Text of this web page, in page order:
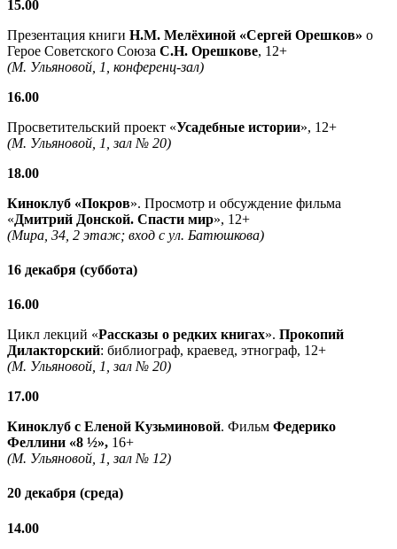
15.00
Презентация книги Н.М. Мелёхиной «Сергей Орешков» о
Герое Советского Союза С.Н. Орешкове, 12+
(М. Ульяновой, 1, конференц-зал)
16.00
Просветительский проект «Усадебные истории», 12+
(М. Ульяновой, 1, зал № 20)
18.00
Киноклуб «Покров». Просмотр и обсуждение фильма
«Дмитрий Донской. Спасти мир», 12+
(Мира, 34, 2 этаж; вход с ул. Батюшкова)
16 декабря (суббота)
16.00
Цикл лекций «Рассказы о редких книгах». Прокопий
Дилакторский: библиограф, краевед, этнограф, 12+
(М. Ульяновой, 1, зал № 20)
17.00
Киноклуб с Еленой Кузьминовой. Фильм Федерико
Феллини «8 ½», 16+
(М. Ульяновой, 1, зал № 12)
20 декабря (среда)
14.00